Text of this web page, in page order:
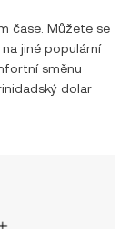
čase. Můžete se
na jiné populární
směnu
dolar